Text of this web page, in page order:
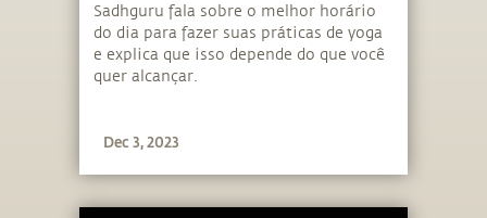
Sadhguru fala sobre o melhor horário
do dia para fazer suas práticas de yoga
e explica que isso depende do que você
quer alcançar.
Dec 3, 2023